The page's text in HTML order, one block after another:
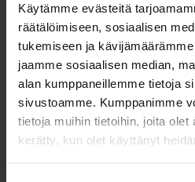
Käytämme evästeitä
räätälöimiseen, sosiaalisen
tukemiseen ja
jaamme sosiaalisen median,
alan kumppaneillemme tietoja
sivustoamme. Kumppanimme
tietoja muihin tietoihin, joita olet
kerätty, kun olet käyttänyt
Vuodenvaihteen
Työlainsäädännössä
jatkuvat,
ehtoja kiristetään
17.12.2025 Uutiset